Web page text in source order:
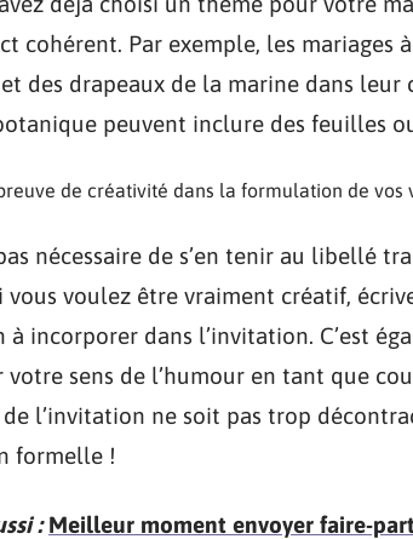
cohérent. Par exemple, les
des drapeaux de la marine dans
peuvent inclure des feuilles
de créativité dans la formulation de vos
nécessaire de s’en tenir au libellé
vous voulez être vraiment créatif,
à incorporer dans l’invitation. C’est
votre sens de l’humour en tant que
l’invitation ne soit pas trop
formelle !
: Meilleur moment envoyer faire-